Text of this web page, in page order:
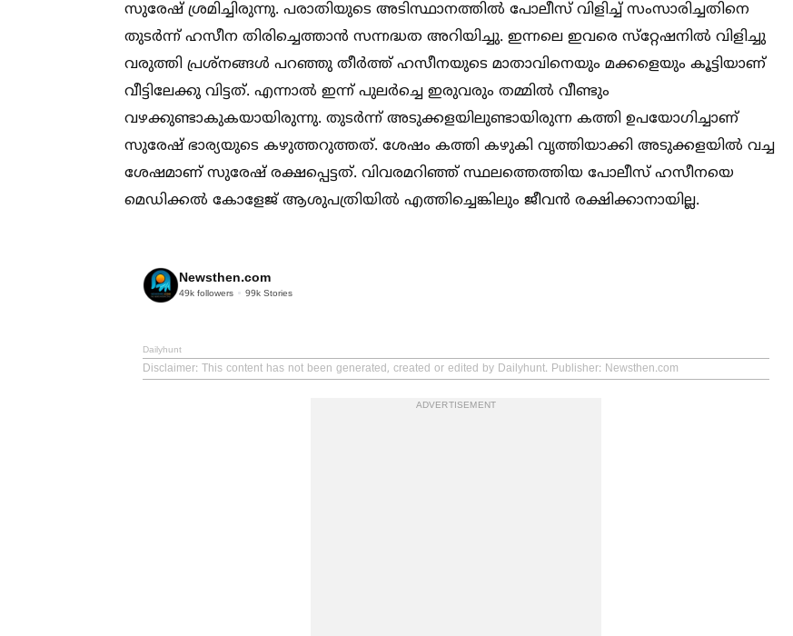
സുരേഷ് ശ്രമിച്ചിരുന്നു. പരാതിയുടെ അടിസ്ഥാനത്തില്‍ പോലീസ് വിളിച്ച്‌ സംസാരിച്ചതിനെ
തുടർന്ന് ഹസീന തിരിച്ചെത്താൻ സന്നദ്ധത അറിയിച്ചു. ഇന്നലെ ഇവരെ സ്‌റ്റേഷനില്‍ വിളിച്ചു
വരുത്തി പ്രശ്‌നങ്ങള്‍ പറഞ്ഞു തീർത്ത് ഹസീനയുടെ മാതാവിനെയും മക്കളെയും കൂട്ടിയാണ്
വീട്ടിലേക്കു വിട്ടത്. എന്നാല്‍ ഇന്ന് പുലർച്ചെ ഇരുവരും തമ്മില്‍ വീണ്ടും
വഴക്കുണ്ടാകുകയായിരുന്നു. തുടർന്ന് അടുക്കളയിലുണ്ടായിരുന്ന കത്തി ഉപയോഗിച്ചാണ്
സുരേഷ് ഭാര്യയുടെ കഴുത്തറുത്തത്. ശേഷം കത്തി കഴുകി വൃത്തിയാക്കി അടുക്കളയില്‍ വച്ച
ശേഷമാണ് സുരേഷ് രക്ഷപ്പെട്ടത്. വിവരമറിഞ്ഞ് സ്ഥലത്തെത്തിയ പോലീസ് ഹസീനയെ
മെഡിക്കല്‍ കോളേജ് ആശുപത്രിയില്‍ എത്തിച്ചെങ്കിലും ജീവൻ രക്ഷിക്കാനായില്ല.
Newsthen.com
49k followers 99k Stories
Dailyhunt
Disclaimer: This content has not been generated, created or edited by Dailyhunt. Publisher: Newsthen.com
ADVERTISEMENT